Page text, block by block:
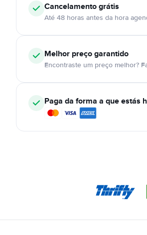
Cancelamentográtis
Até 48 horas antes da hora
Melhor preço garantido
Encontraste um preço melhor?
Paga da forma a que estás